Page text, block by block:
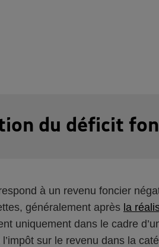
du déficit
à un revenu foncier
généralement après la
uniquement dans le cadre
sur le revenu dans la